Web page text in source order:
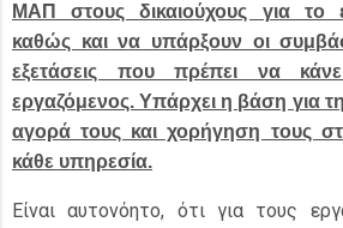
ΜΑΠ στους δικαιούχους για το
καθώς και να υπάρξουν οι
εξετάσεις που πρέπει να
εργαζόμενος. Υπάρχει η βάση για
αγορά τους και χορήγηση τους
κάθε υπηρεσία.
Είναι αυτονόητο, ότι για τους